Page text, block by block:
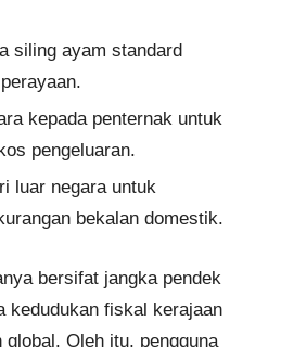
siling ayam standard
kepada penternak untuk
pengeluaran.
luar negara untuk
bekalan domestik.
bersifat jangka pendek
kedudukan fiskal kerajaan
Oleh itu, pengguna